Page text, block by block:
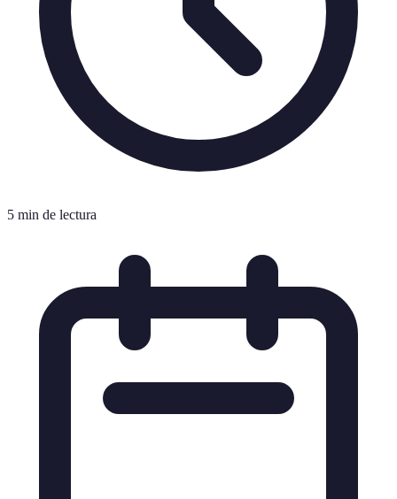
5 min de lectura